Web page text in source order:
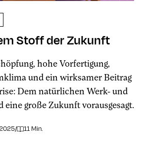
Stoff der Zukunft
hohe Vorfertigung,
und ein wirksamer Beitrag
Dem natürlichen Werk- und
große Zukunft vorausgesagt.
/ 11 Min.